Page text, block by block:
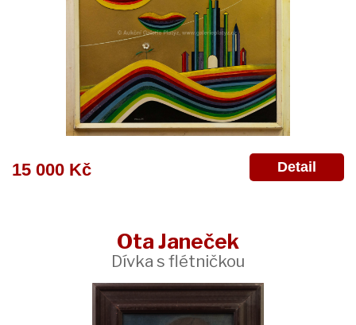
15 000 Kč Detail
Ota Janeček
Dívka s flétničkou